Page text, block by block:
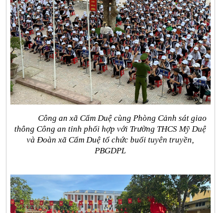
Công an xã Cẩm Duệ cùng Phòng Cảnh sát giao
thông Công an tỉnh phối hợp với Trường THCS Mỹ Duệ
và Đoàn xã Cẩm Duệ tổ chức buổi tuyên truyền,
PBGDPL